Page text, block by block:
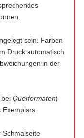
sein. Farben
Druck automatisch
in der
Querformaten)
Schmalseite